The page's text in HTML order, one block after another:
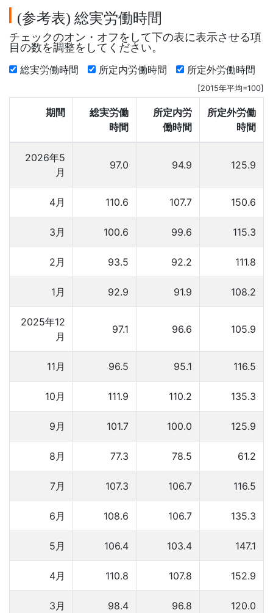
(参考表) 総実労働時間
チェックのオン・オフをして下の表に表示させる項
目の数を調整をしてください。
総実労働時間 所定内労働時間 所定外労働時間
[2015年平均=100]
期間
総実労働
時間
所定内労
働時間
所定外労働
時間
2026年5
月
97.0 94.9 125.9
4月 110.6 107.7 150.6
3月 100.6 99.6 115.3
2月 93.5 92.2 111.8
1月 92.9 91.9 108.2
2025年12
月
97.1 96.6 105.9
11月 96.5 95.1 116.5
10月 111.9 110.2 135.3
9月 101.7 100.0 125.9
8月 77.3 78.5 61.2
7月 107.3 106.7 116.5
6月 108.6 106.7 135.3
5月 106.4 103.4 147.1
4月 110.8 107.8 152.9
3月 98.4 96.8 120.0